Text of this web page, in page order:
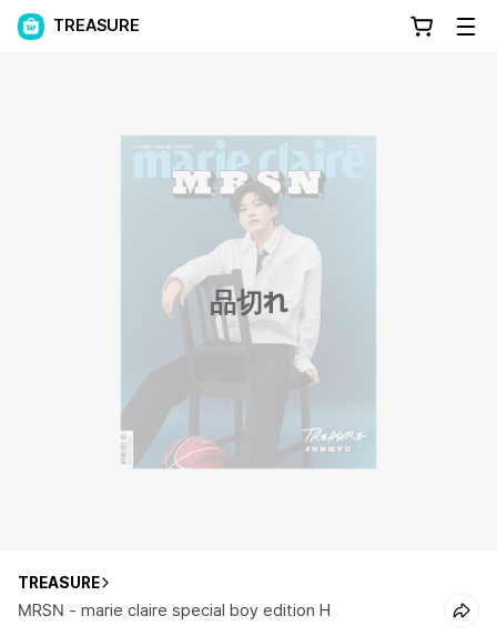
TREASURE
品切れ
TREASURE
MRSN - marie claire special boy edition H